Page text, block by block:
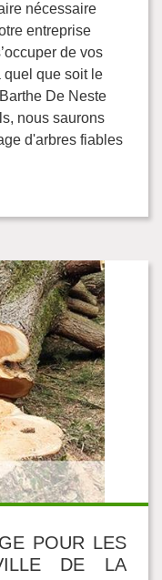
nécessaire
entreprise
de vos
quel que soit le
De Neste
nous saurons
d'arbres fiables
POUR LES
DE LA